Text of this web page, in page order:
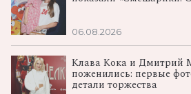
06.08.2026
Клава Кока и Дмитрий
поженились: первые
детали торжества